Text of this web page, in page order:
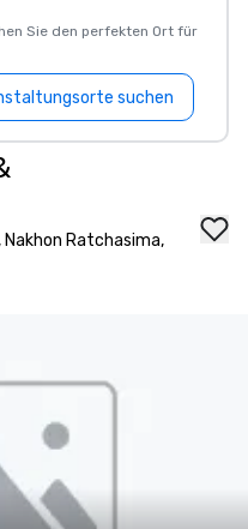
Sie den perfekten Ort für
suchen
Nakhon Ratchasima,